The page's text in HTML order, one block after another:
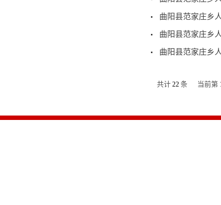
曲阳县范家庄乡
曲阳县范家庄乡
曲阳县范家庄乡
共计 22 条 当前第